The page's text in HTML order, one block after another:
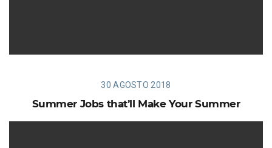
30 AGOSTO 2018
Summer Jobs that’ll Make Your Summer